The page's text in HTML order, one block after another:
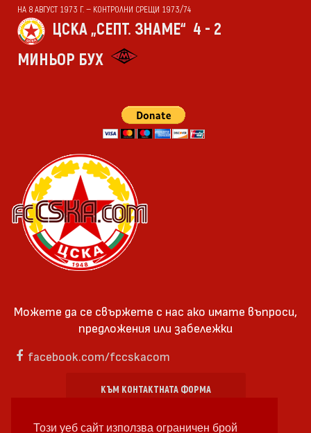
Този уеб сайт използва ограничен брой
НА 8 АВГУСТ 1973 Г. — КОНТРОЛНИ СРЕЩИ 1973/74
ЦСКА „СЕПТ. ЗНАМЕ“ 4 - 2
МИНЬОР БУХ
Можете да се свържете с нас ако имате въпроси,
предложения или забележки
facebook.com/fccskacom
КЪМ КОНТАКТНАТА ФОРМА